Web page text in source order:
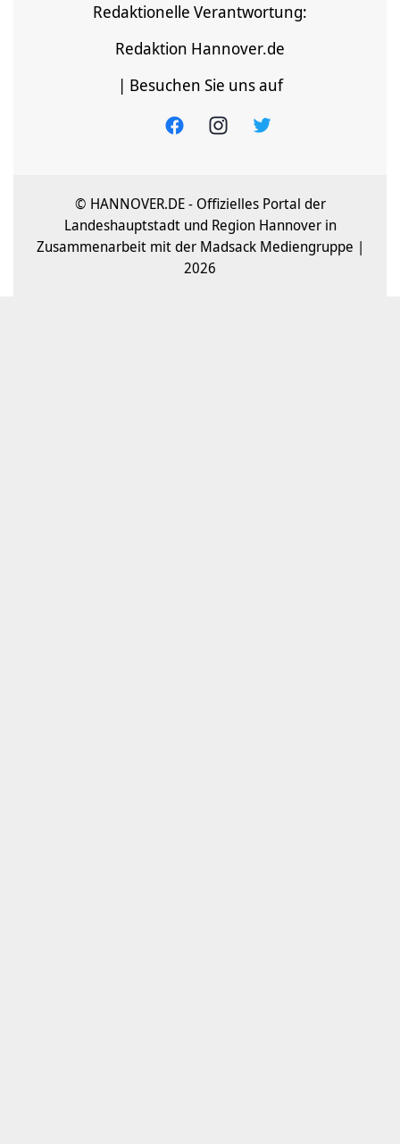
Redaktionelle Verantwortung:
Redaktion Hannover.de
| Besuchen Sie uns auf
© HANNOVER.DE - Offizielles Portal der
Landeshauptstadt und Region Hannover in
Zusammenarbeit mit der Madsack Mediengruppe |
2026